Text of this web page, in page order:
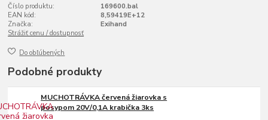
Číslo produktu:
169600.bal
EAN kód:
8,59419E+12
Značka:
Exihand
Strážiť cenu / dostupnosť
Do obľúbených
Podobné produkty
MUCHOTRÁVKA červená žiarovka s
posypom 20V/0,1A krabička 3ks